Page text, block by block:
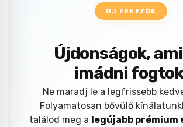
ÚJ ÉRKEZŐK
Újdonságok,
imádni
Ne maradj le a legfrissebb
Folyamatosan bővülő
találod meg a legújabb prémium